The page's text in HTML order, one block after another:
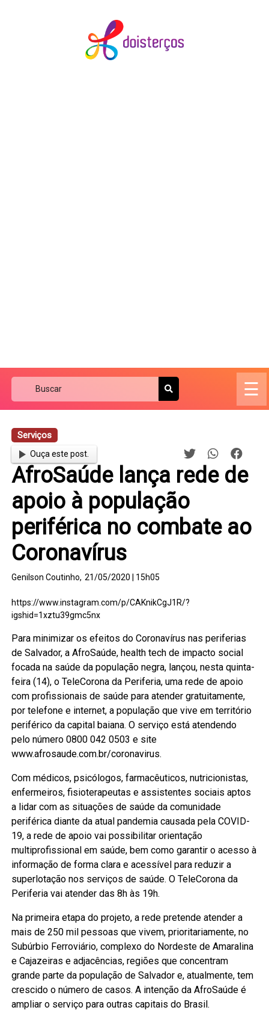
☰
Serviços
Ouça este post.
AfroSaúde lança rede de
apoio à população
periférica no combate ao
Coronavírus
Genilson Coutinho, 21/05/2020 | 15h05
https://www.instagram.com/p/CAKnikCgJ1R/?
igshid=1xztu39gmc5nx
Para minimizar os efeitos do Coronavírus nas periferias
de Salvador, a AfroSaúde, health tech de impacto social
focada na saúde da população negra, lançou, nesta quinta-
feira (14), o TeleCorona da Periferia, uma rede de apoio
com profissionais de saúde para atender gratuitamente,
por telefone e internet, a população que vive em território
periférico da capital baiana. O serviço está atendendo
pelo número 0800 042 0503 e site
www.afrosaude.com.br/coronavirus.
Com médicos, psicólogos, farmacêuticos, nutricionistas,
enfermeiros, fisioterapeutas e assistentes sociais aptos
a lidar com as situações de saúde da comunidade
periférica diante da atual pandemia causada pela COVID-
19, a rede de apoio vai possibilitar orientação
multiprofissional em saúde, bem como garantir o acesso à
informação de forma clara e acessível para reduzir a
superlotação nos serviços de saúde. O TeleCorona da
Periferia vai atender das 8h às 19h.
Na primeira etapa do projeto, a rede pretende atender a
mais de 250 mil pessoas que vivem, prioritariamente, no
Subúrbio Ferroviário, complexo do Nordeste de Amaralina
e Cajazeiras e adjacências, regiões que concentram
grande parte da população de Salvador e, atualmente, tem
crescido o número de casos. A intenção da AfroSaúde é
ampliar o serviço para outras capitais do Brasil.